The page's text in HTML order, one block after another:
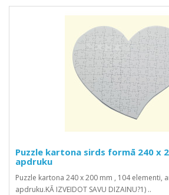
Puzzle kartona sirds formā 240 x
apdruku
Puzzle kartona 240 x 200 mm , 104 elementi,
apdruku.KĀ IZVEIDOT SAVU DIZAINU?1) ..